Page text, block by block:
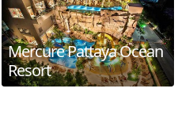
Mercure Pattaya Ocean
Resort